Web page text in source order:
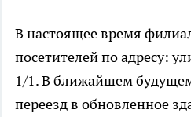
В настоящее время
посетителей по адресу:
1/1. В ближайшем
переезд в обновленное